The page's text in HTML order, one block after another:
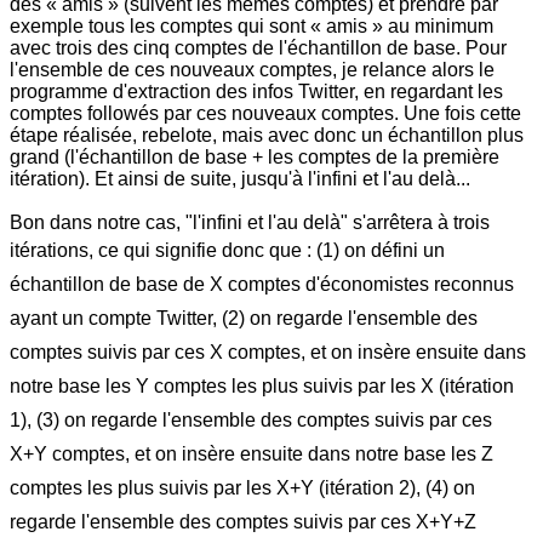
des « amis » (suivent les mêmes comptes) et prendre par
exemple tous les comptes qui sont « amis » au minimum
avec trois des cinq comptes de l'échantillon de base. Pour
l'ensemble de ces nouveaux comptes, je relance alors le
programme d'extraction des infos Twitter, en regardant les
comptes followés par ces nouveaux comptes. Une fois cette
étape réalisée, rebelote, mais avec donc un échantillon plus
grand (l'échantillon de base + les comptes de la première
itération). Et ainsi de suite, jusqu'à l'infini et l'au delà...
Bon dans notre cas, "l'infini et l'au delà" s'arrêtera à trois
itérations, ce qui signifie donc que : (1) on défini un
échantillon de base de X comptes d'économistes reconnus
ayant un compte Twitter, (2) on regarde l'ensemble des
comptes suivis par ces X comptes, et on insère ensuite dans
notre base les Y comptes les plus suivis par les X (itération
1), (3) on regarde l'ensemble des comptes suivis par ces
X+Y comptes, et on insère ensuite dans notre base les Z
comptes les plus suivis par les X+Y (itération 2), (4) on
regarde l'ensemble des comptes suivis par ces X+Y+Z